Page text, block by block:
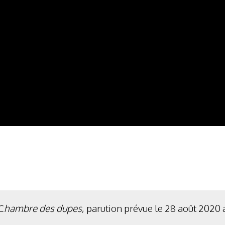
hambre des dupes, parution prévue le 28 août 2020